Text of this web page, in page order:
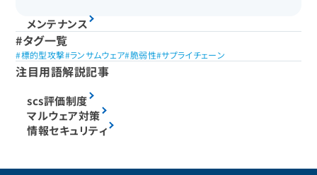
メンテナンス
タグ一覧
標的型攻撃 ランサムウェア 脆弱性 サプライチェーン
注目用語解説記事
scs評価制度
マルウェア対策
情報セキュリティ